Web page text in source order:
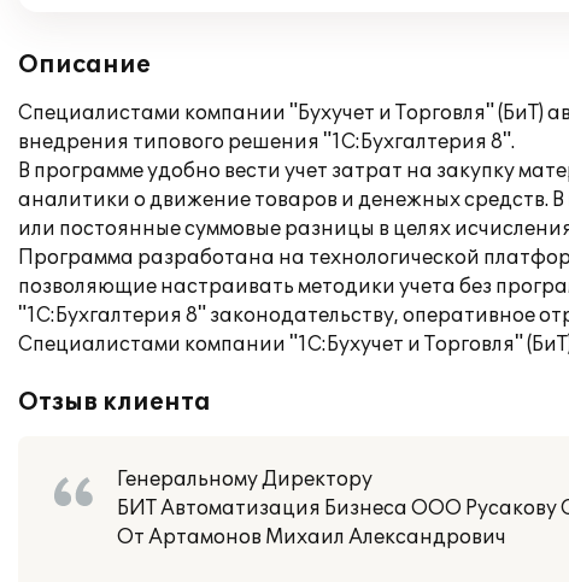
Описание
Специалистами компании "Бухучет и Торговля" (БиТ)
внедрения типового решения "1С:Бухгалтерия 8".
В программе удобно вести учет затрат на закупку
аналитики о движение товаров и денежных средств.
или постоянные суммовые разницы в целях
Программа разработана на технологической
позволяющие настраивать методики учета без
"1С:Бухгалтерия 8" законодательству, оперативное
Специалистами компании "1С:Бухучет и Торговля"
Отзыв клиента
Генеральному Директору
БИТ Автоматизация Бизнеса ООО Русакову
От Артамонов Михаил Александрович